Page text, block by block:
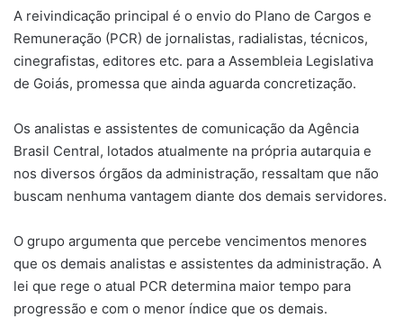
A reivindicação principal é o envio do Plano de Cargos e
Remuneração (PCR) de jornalistas, radialistas, técnicos,
cinegrafistas, editores etc. para a Assembleia Legislativa
de Goiás, promessa que ainda aguarda concretização.
Os analistas e assistentes de comunicação da Agência
Brasil Central, lotados atualmente na própria autarquia e
nos diversos órgãos da administração, ressaltam que não
buscam nenhuma vantagem diante dos demais servidores.
O grupo argumenta que percebe vencimentos menores
que os demais analistas e assistentes da administração. A
lei que rege o atual PCR determina maior tempo para
progressão e com o menor índice que os demais.